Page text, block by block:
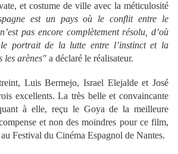
et costume de ville avec la méticulosité
est un pays où le conflit entre le
pas encore complètement résolu, d’où
portrait de la lutte entre l’instinct et la
les arènes" a déclaré le réalisateur.
Luis Bermejo, Israel Elejalde et José
excellents. La très belle et convaincante
à elle, reçu le Goya de la meilleure
et non des moindres pour ce film,
Festival du Cinéma Espagnol de Nantes.